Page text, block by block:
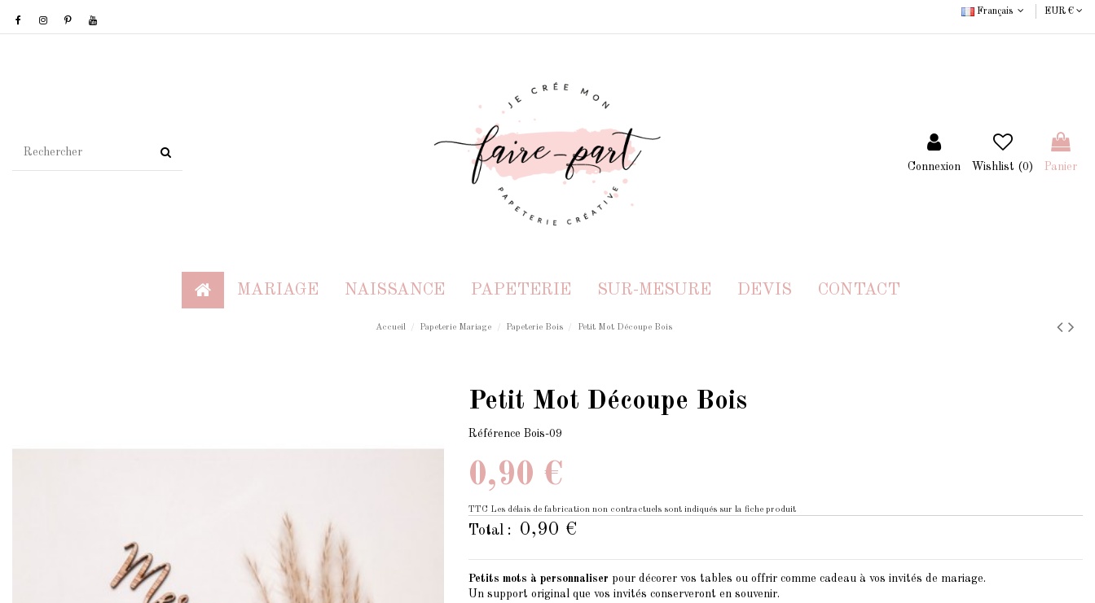
Français EUR €
Connexion Wishlist (0) Panier
MARIAGE NAISSANCE PAPETERIE SUR-MESURE DEVIS CONTACT
Accueil Papeterie Mariage Papeterie Bois Petit Mot Découpe Bois
Petit Mot Découpe Bois
Référence Bois-09
0,90 €
TTC Les délais de fabrication non contractuels sont indiqués sur la fiche produit
Total : 0,90 €
Petits mots à personnaliser pour décorer vos tables ou offrir comme cadeau à vos invités de mariage.
Un support original que vos invités conserveront en souvenir.